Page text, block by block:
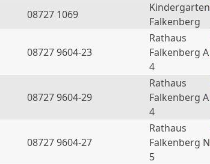
08727 1069
Kindergarten
Falkenberg
08727 9604-23
Rathaus
Falkenberg A
4
08727 9604-29
Rathaus
Falkenberg A
4
08727 9604-27
Rathaus
Falkenberg N
5